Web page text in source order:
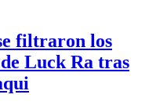
filtraron los
Luck Ra tras